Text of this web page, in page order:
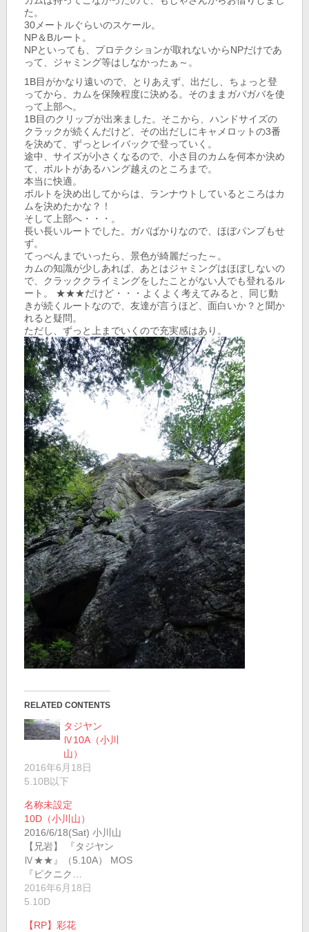
た。
30メートルぐらいのスケール。
NP＆Bルート。
NPといっても、プロテクションが取れないからNPだけであ
って、ジャミング等はしなかったぁ～。
1B目がかなり遠いので、とりあえず、出だし、ちょっと登
ってから、カムを保険程度に決める。そのままガバガバを使
って上部へ。
1B目のクリップが出来ました。そこから、ハンドサイズの
クラックが続くんだけど、その出だしにキャメロットの3番
を決めて、ずっとレイバックで登っていく。
途中、サイズが小さくなるので、小さ目のカムを何本か決め
て、ボルトがあるハング越えのところまで。
本当に快適。
ボルトを決め出してからは、ランナウトしているところはカ
ムを決めたかな？！
そして上部へ・・・。
長い長いルートでした。ガバばかりなので、ほぼパンプもせ
ず。
てっぺんまでいったら、景色が綺麗だった～。
カムの知識が少しあれば、あとはジャミングはほぼしないの
で、クラッククライミングをしたことがない人でも登れるル
ート。 ★★★だけど・・・よくよく考えてみると、同じ動
きが続くルートなので、友達が言うほど、面白いか？と聞か
れると疑問。
ただし、ずっと上までいくので充実感はあり。
RELATED CONTENTS
タジヤン
Ⅳ10A（小川
山）
2016年6月18日
5.10B以下
名称未設定
10D（小川山）
2016/6/18(Sat) 小川山
【兄岩】 『タジヤン
Ⅳ★★』（5.10A） MOS
『ピクニク…
2016年6月18日
5.10D
【RP】彩花